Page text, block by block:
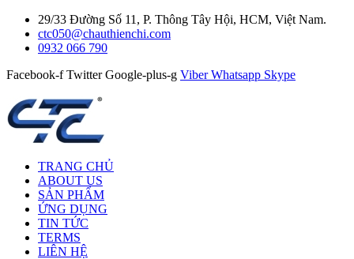
29/33 Đường Số 11, P. Thông Tây Hội, HCM, Việt Nam.
ctc050@chauthienchi.com
0932 066 790
Facebook-f Twitter Google-plus-g Viber Whatsapp Skype
TRANG CHỦ
ABOUT US
SẢN PHẨM
ỨNG DỤNG
TIN TỨC
TERMS
LIÊN HỆ